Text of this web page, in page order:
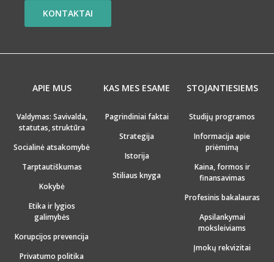
KONTAKTAI
APIE MUS
Valdymas: Savivalda,
statutas, struktūra
Socialinė atsakomybė
Tarptautiškumas
Kokybė
Etika ir lygios
galimybės
Korupcijos prevencija
Privatumo politika
KAS MES ESAME
Pagrindiniai faktai
Strategija
Istorija
Stiliaus knyga
STOJANTIESIEMS
Studijų programos
Informacija apie
priėmimą
Kaina, formos ir
finansavimas
Profesinis bakalauras
Apsilankymai
moksleiviams
Įmokų rekvizitai